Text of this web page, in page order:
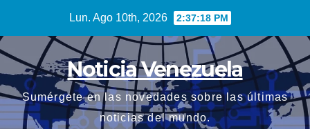
contenido
Lun. Ago 10th, 2026 2:37:18 PM
Noticia Venezuela
Sumérgete en las novedades sobre las últimas
noticias del mundo.